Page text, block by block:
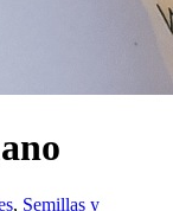
, Semillas y